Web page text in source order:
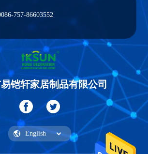
757-86603552
铠轩家居制品有限公司